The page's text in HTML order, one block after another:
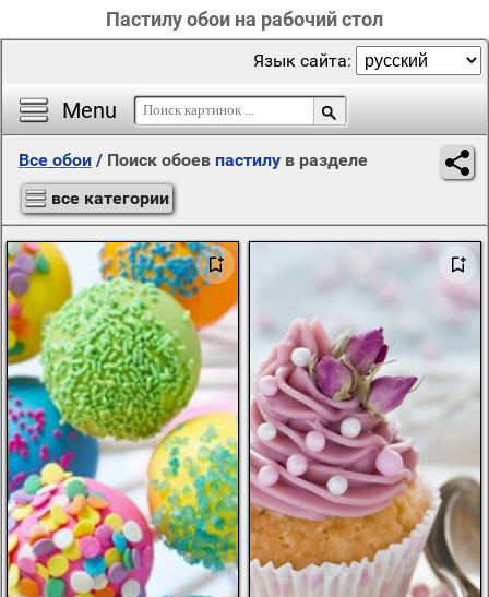
Пастилу обои на рабочий стол
Menu
Язык сайта:
Все обои / Поиск обоев пастилу в разделе
все категории